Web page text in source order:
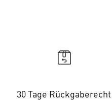
30 Tage Rückgaberecht